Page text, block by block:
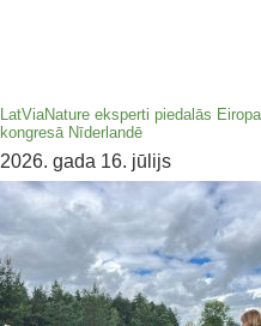
LatViaNature eksperti piedalās
kongresā Nīderlandē
2026. gada 16. jūlijs